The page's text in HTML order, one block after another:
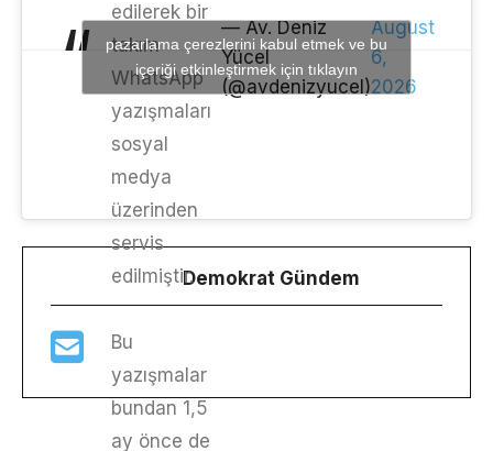
edilerek bir
takım
WhatsApp
yazışmaları
sosyal
medya
üzerinden
servis
edilmiştir.
Bu
yazışmalar
bundan 1,5
ay önce de
— Av. Deniz
Yücel
(@avdenizyucel)
August
6,
2026
pazarlama çerezlerini kabul etmek ve bu
içeriği etkinleştirmek için tıklayın
Demokrat Gündem